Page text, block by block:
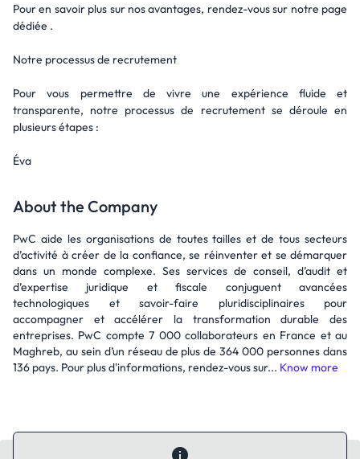
Pour en savoir plus sur nos avantages, rendez-vous sur notre page
dédiée .
Notre processus de recrutement
Pour vous permettre de vivre une expérience fluide et
transparente, notre processus de recrutement se déroule en
plusieurs étapes :
Éva
About the Company
PwC aide les organisations de toutes tailles et de tous secteurs
d’activité à créer de la confiance, se réinventer et se démarquer
dans un monde complexe. Ses services de conseil, d’audit et
d’expertise juridique et fiscale conjuguent avancées
technologiques et savoir-faire pluridisciplinaires pour
accompagner et accélérer la transformation durable des
entreprises. PwC compte 7 000 collaborateurs en France et au
Maghreb, au sein d’un réseau de plus de 364 000 personnes dans
136 pays. Pour plus d'informations, rendez-vous sur... Know more